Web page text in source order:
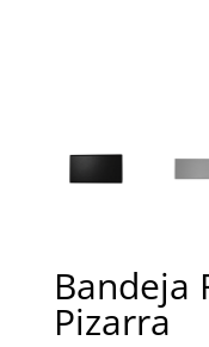
Bandeja
Pizarra